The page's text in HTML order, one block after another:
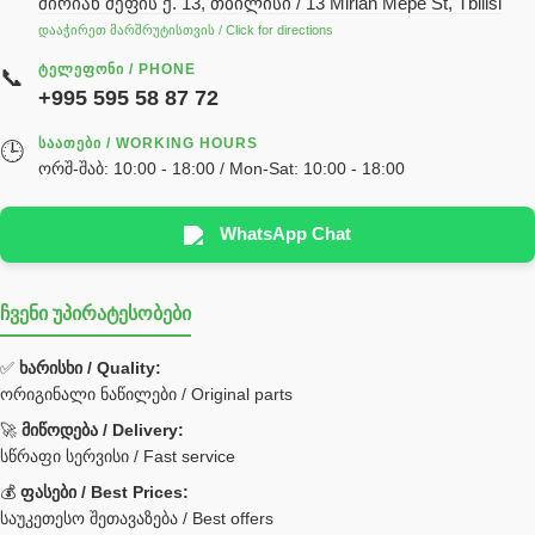
реек
სხადასხვა
Hyva
უჟანგავი ფოლადი
Bobcat ფილტრი
Caterpillar ფილტრი
JCB ფილტრი
ქვაბი გათბობა მილები
დააჭირეთ მარშრუტისთვის / Click for directions
📞 ᲢᲔᲚᲔᲤᲝᲜᲘ / PHONE
+995 595 58 87 72
🕒 ᲡᲐᲐᲗᲔᲑᲘ / WORKING HOURS
ორშ-შაბ: 10:00 - 18:00 / Mon-Sat: 10:00 - 18:00
WhatsApp Chat
ჩვენი უპირატესობები
✅ ხარისხი / Quality:
ორიგინალი ნაწილები / Original parts
🚀 მიწოდება / Delivery:
სწრაფი სერვისი / Fast service
💰 ფასები / Best Prices:
საუკეთესო შეთავაზება / Best offers